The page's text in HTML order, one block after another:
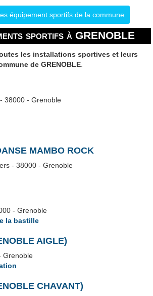
équipement sportifs de la commune
sportifs à GRENOBLE
les installations sportives et leurs
de GRENOBLE.
38000 - Grenoble
MAMBO ROCK
- 38000 - Grenoble
- Grenoble
la bastille
AIGLE)
Grenoble
CHAVANT)